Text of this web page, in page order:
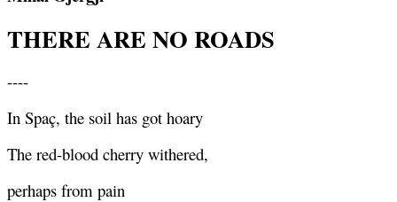
THERE ARE NO ROADS
----
In Spaç, the soil has got hoary
The red-blood cherry withered,
perhaps from pain